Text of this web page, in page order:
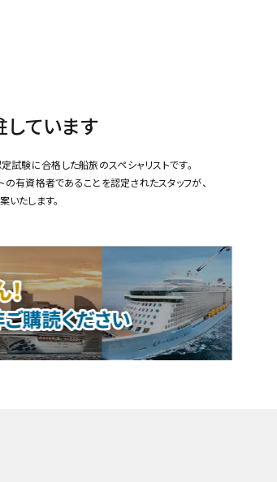
しています
試験に合格した船旅のスペシャリストです。
有資格者であることを認定されたスタッフが、
たします。